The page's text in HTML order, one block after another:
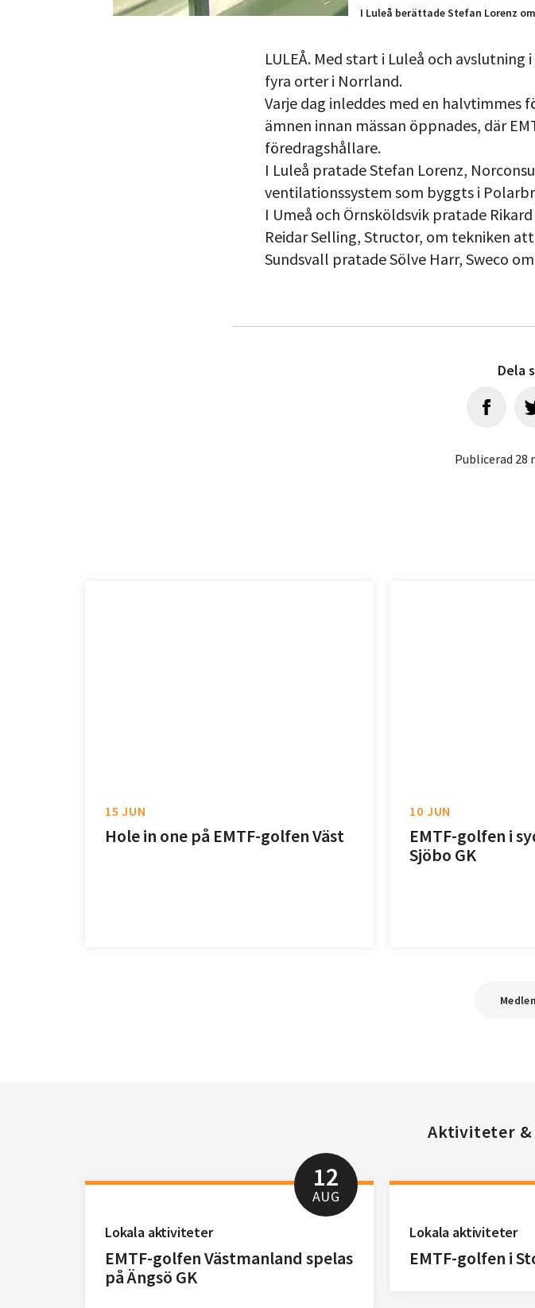
I Luleå berättade Stefan Lorenz
LULEÅ. Med start i Luleå och
fyra orter i Norrland.
Varje dag inleddes med en halvtimmes
ämnen innan mässan öppnades, där
föredragshållare.
I Luleå pratade Stefan Lorenz,
ventilationssystem som byggts i
I Umeå och Örnsköldsvik pratade
Reidar Selling, Structor, om tekniken
Sundsvall pratade Sölve Harr, Sweco
Dela
Publicerad 28
15 JUN
Hole in one på EMTF-golfen Väst
10 JUN
EMTF-golfen i
Sjöbo GK
Aktiviteter
12
AUG
Lokala aktiviteter
EMTF-golfen Västmanland spelas
på Ängsö GK
Lokala aktiviteter
EMTF-golfen i